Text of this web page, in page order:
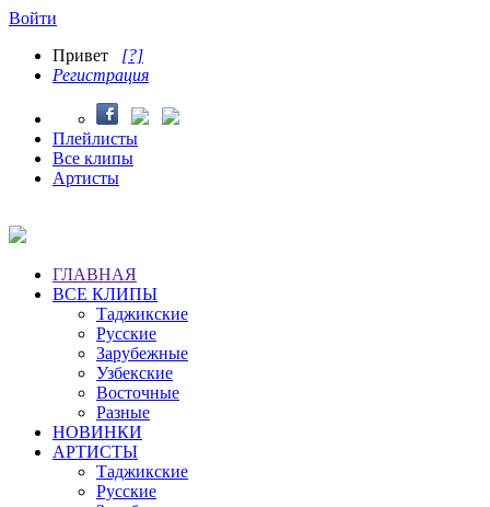
Войти
Привет [?]
Регистрация
Плейлисты
Все клипы
Артисты
ГЛАВНАЯ
ВСЕ КЛИПЫ
Таджикские
Русские
Зарубежные
Узбекские
Восточные
Разные
НОВИНКИ
АРТИСТЫ
Таджикские
Русские